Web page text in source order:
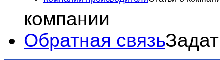
компании
Обратная связь